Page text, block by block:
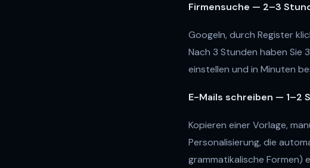
Firmensuche — 2–3
Googeln, durch Register
Nach 3 Stunden haben Sie
einstellen und in Minuten
E-Mails schreiben — 1–2
Kopieren einer Vorlage,
Personalisierung, die
grammatikalische Formen)